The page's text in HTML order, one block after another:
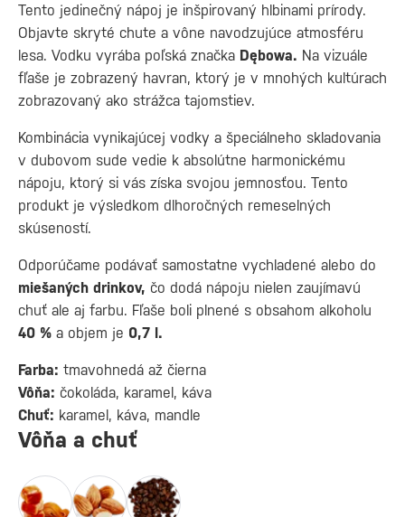
Tento jedinečný nápoj je inšpirovaný hlbinami prírody.
Objavte skryté chute a vône navodzujúce atmosféru
lesa. Vodku vyrába poľská značka Dębowa. Na vizuále
fľaše je zobrazený havran, ktorý je v mnohých kultúrach
zobrazovaný ako strážca tajomstiev.
Kombinácia vynikajúcej vodky a špeciálneho skladovania
v dubovom sude vedie k absolútne harmonickému
nápoju, ktorý si vás získa svojou jemnosťou. Tento
produkt je výsledkom dlhoročných remeselných
skúseností.
Odporúčame podávať samostatne vychladené alebo do
miešaných drinkov, čo dodá nápoju nielen zaujímavú
chuť ale aj farbu. Fľaše boli plnené s obsahom alkoholu
40 % a objem je 0,7 l.
Farba: tmavohnedá až čierna
Vôňa: čokoláda, karamel, káva
Chuť: karamel, káva, mandle
Vôňa a chuť